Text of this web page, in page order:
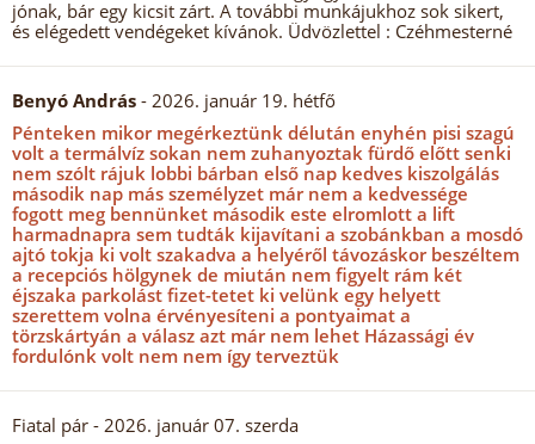
jónak, bár egy kicsit zárt. A további munkájukhoz sok sikert,
és elégedett vendégeket kívánok. Üdvözlettel : Czéhmesterné
Benyó András - 2026. január 19. hétfő
Pénteken mikor megérkeztünk délután enyhén pisi szagú
volt a termálvíz sokan nem zuhanyoztak fürdő előtt senki
nem szólt rájuk lobbi bárban első nap kedves kiszolgálás
második nap más személyzet már nem a kedvessége
fogott meg bennünket második este elromlott a lift
harmadnapra sem tudták kijavítani a szobánkban a mosdó
ajtó tokja ki volt szakadva a helyéről távozáskor beszéltem
a recepciós hölgynek de miután nem figyelt rám két
éjszaka parkolást fizet-tetet ki velünk egy helyett
szerettem volna érvényesíteni a pontyaimat a
törzskártyán a válasz azt már nem lehet Házassági év
fordulónk volt nem nem így terveztük
Fiatal pár - 2026. január 07. szerda